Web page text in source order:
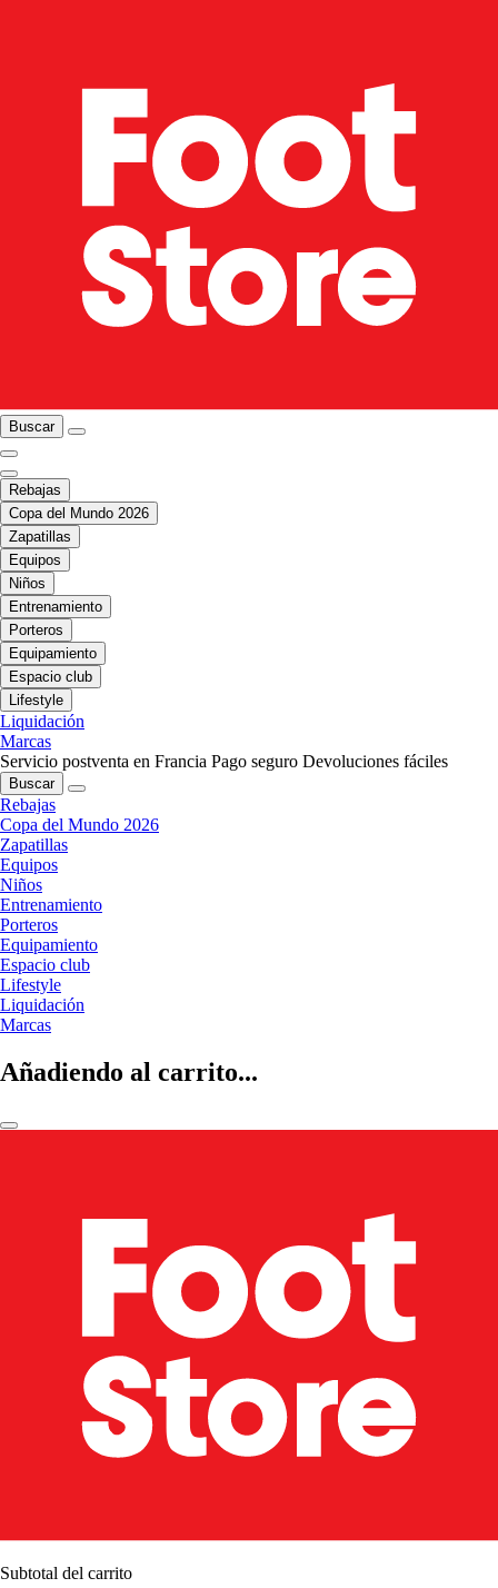
Buscar
Rebajas
Copa del Mundo 2026
Zapatillas
Equipos
Niños
Entrenamiento
Porteros
Equipamiento
Espacio club
Lifestyle
Liquidación
Marcas
Servicio postventa en Francia Pago seguro Devoluciones fáciles
Buscar
Rebajas
Copa del Mundo 2026
Zapatillas
Equipos
Niños
Entrenamiento
Porteros
Equipamiento
Espacio club
Lifestyle
Liquidación
Marcas
Añadiendo al carrito...
Subtotal del carrito